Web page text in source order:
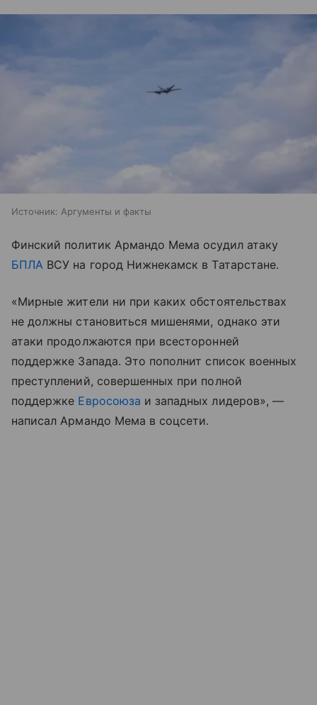
Источник: Аргументы и факты
Финский политик Армандо Мема осудил атаку
БПЛА ВСУ на город Нижнекамск в Татарстане.
«Мирные жители ни при каких обстоятельствах
не должны становиться мишенями, однако эти
атаки продолжаются при всесторонней
поддержке Запада. Это пополнит список военных
преступлений, совершенных при полной
поддержке Евросоюза и западных лидеров», —
написал Армандо Мема в соцсети.